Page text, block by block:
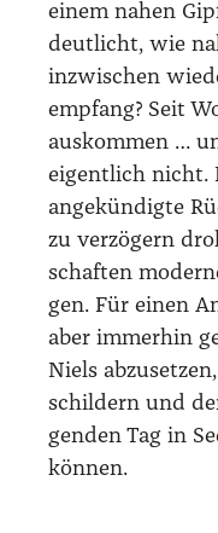
einem nahen
deut­licht, wie
inzwi­schen
emp­fang? Seit
aus­kom­men …
eigent­lich nicht.
ange­kün­dig­te
zu ver­zö­gern
schaf­ten
gen. Für einen
aber immer­hin
Niels
schil­dern und
gen­den Tag in
kön­nen.